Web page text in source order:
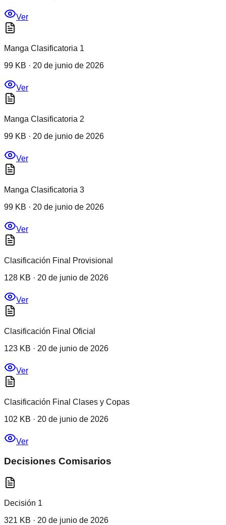
Ver
Manga Clasificatoria 1
99 KB · 20 de junio de 2026
Ver
Manga Clasificatoria 2
99 KB · 20 de junio de 2026
Ver
Manga Clasificatoria 3
99 KB · 20 de junio de 2026
Ver
Clasificación Final Provisional
128 KB · 20 de junio de 2026
Ver
Clasificación Final Oficial
123 KB · 20 de junio de 2026
Ver
Clasificación Final Clases y Copas
102 KB · 20 de junio de 2026
Ver
Decisiones Comisarios
Decisión 1
321 KB · 20 de junio de 2026